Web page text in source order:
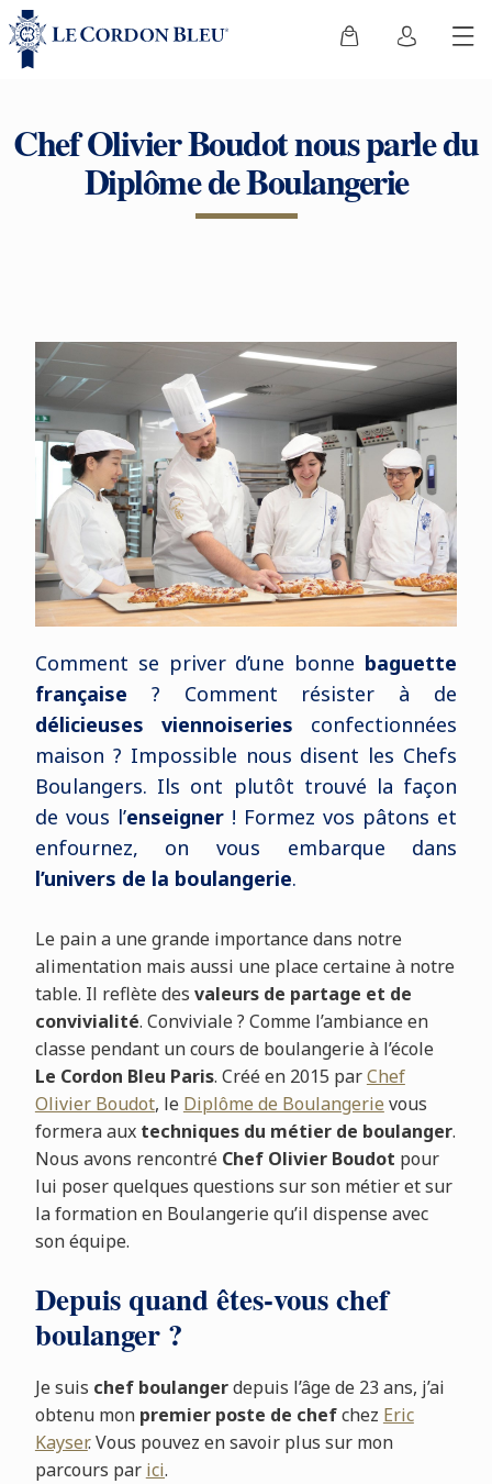
Chef Olivier Boudot nous parle du
Diplôme de Boulangerie
Comment se priver d’une bonne baguette
française ? Comment résister à de
délicieuses viennoiseries confectionnées
maison ? Impossible nous disent les Chefs
Boulangers. Ils ont plutôt trouvé la façon
de vous l’enseigner! Formez vos pâtons et
enfournez, on vous embarque dans
l’univers de la boulangerie.
Le pain a une grande importance dans notre
alimentation mais aussi une place certaine à notre
table. Il reflète des valeurs de partage et de
convivialité. Conviviale ? Comme l’ambiance en
classe pendant un cours de boulangerie à l’école
Le Cordon Bleu Paris. Créé en 2015 parChef
Olivier Boudot, le Diplôme de Boulangerie vous
formera aux techniques du métier de boulanger.
Nous avons rencontré Chef Olivier Boudot pour
lui poser quelques questions sur son métier et sur
la formation en Boulangerie qu’il dispense avec
son équipe.
Depuis quand êtes-vous chef
boulanger ?
Je suis chef boulangerdepuis l’âge de 23 ans, j’ai
obtenu mon premier poste de chefchez Eric
Kayser. Vous pouvez en savoir plus sur mon
parcours par ici.